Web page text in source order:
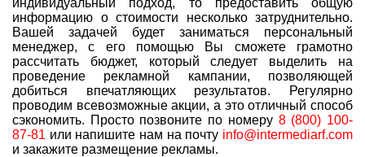
информацию о стоимости несколько затруднительно.
Вашей задачей будет заниматься персональный
менеджер, с его помощью Вы сможете грамотно
рассчитать бюджет, который следует выделить на
проведение рекламной кампании, позволяющей
добиться впечатляющих результатов. Регулярно
проводим всевозможные акции, а это отличный способ
сэкономить. Просто позвоните по номеру 8 (800) 100-
87-81 или напишите нам на почту info@intermediarf.com
и закажите размещение рекламы.